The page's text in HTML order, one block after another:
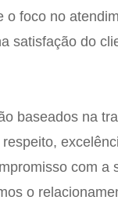
o foco no
satisfação do
baseados na
com a
o